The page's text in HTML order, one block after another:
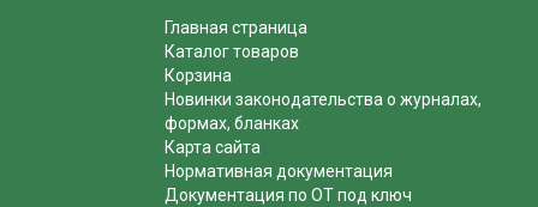
Главная страница
Каталог товаров
Корзина
Новинки законодательства о журналах,
формах, бланках
Карта сайта
Нормативная документация
Документация по ОТ под ключ